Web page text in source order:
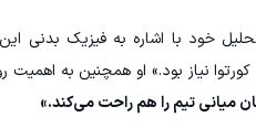
خود با اشاره به فیزیک بدنی
نیاز بود.» او همچنین به اهمیت
میانی تیم را هم راحت می‌کند.»